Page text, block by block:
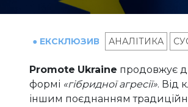
● ЕКСКЛЮЗИВ АНАЛІТИКА
Promote Ukraine продовжує
формі «гібридної агресії». Від
іншим поєднанням